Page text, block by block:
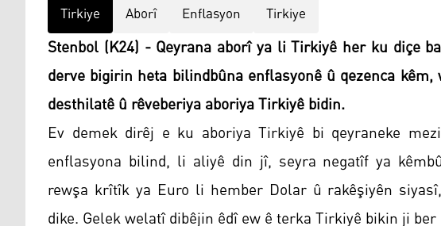
Tirkiye Aborî Enflasyon Tirkiye
Stenbol (K24) - Qeyrana aborî ya li Tirkiyê her ku diçe
derve bigirin heta bilindbûna enflasyonê û qezenca
desthilatê û rêveberiya aboriya Tirkiyê bidin.
Ev demek dirêj e ku aboriya Tirkiyê bi qeyraneke
enflasyona bilind, li aliyê din jî, seyra negatîf ya
rewşa krîtîk ya Euro li hember Dolar û rakêşiyên
dike. Gelek welatî dibêjin êdî ew ê terka Tirkiyê bikin ji